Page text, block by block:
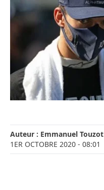
Auteur : Emmanuel Touzot
1ER OCTOBRE 2020 - 08:01